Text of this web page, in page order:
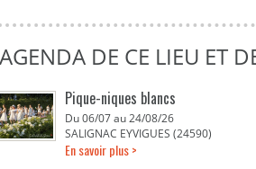
DE CE LIEU ET
Pique-niques blancs
Du 06/07 au 24/08/26
SALIGNAC EYVIGUES (24590)
En savoir plus >